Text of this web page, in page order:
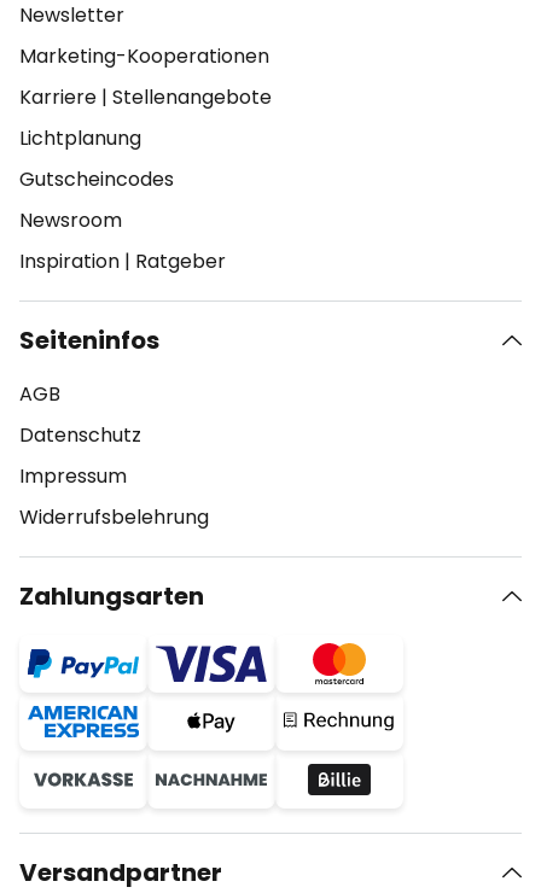
Newsletter
Marketing-Kooperationen
Karriere | Stellenangebote
Lichtplanung
Gutscheincodes
Newsroom
Inspiration | Ratgeber
Seiteninfos
AGB
Datenschutz
Impressum
Widerrufsbelehrung
Zahlungsarten
Versandpartner